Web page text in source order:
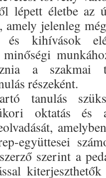
lépett életbe az
jelenleg
kihívások
a szakmai
részeként.
tanulás
oktatás és
együttesei
szerint a